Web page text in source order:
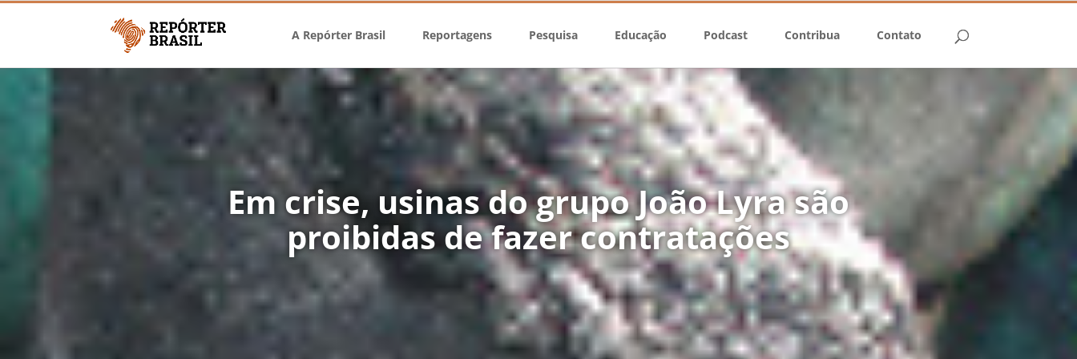
A Repórter Brasil Reportagens Pesquisa Educação Podcast Contribua Contato
Em crise, usinas do grupo João Lyra são
proibidas de fazer contratações